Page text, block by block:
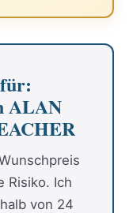
ALAN
Risiko. Ich
von 24